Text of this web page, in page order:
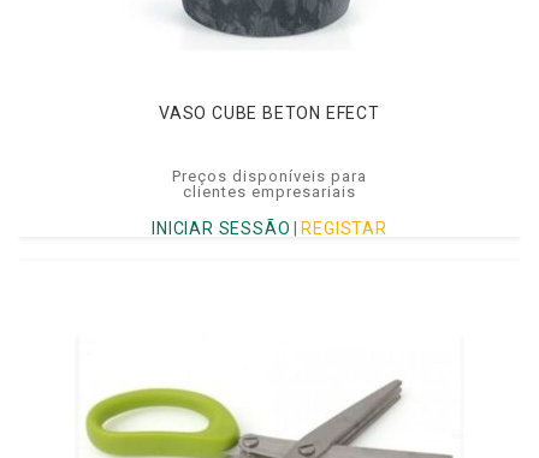
VASO CUBE BETON EFECT
Preços disponíveis para
clientes empresariais
INICIAR SESSÃO REGISTAR